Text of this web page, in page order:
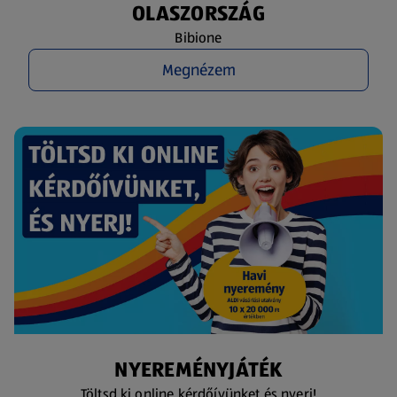
OLASZORSZÁG
Bibione
Megnézem
NYEREMÉNYJÁTÉK